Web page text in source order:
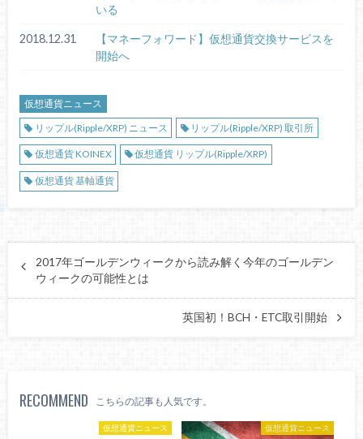
いる
2018.12.31
【マネーフォワード】仮想通貨交換サービスを
開始へ
仮想通貨ニュース
リップル(Ripple/XRP) ニュース
リップル(Ripple/XRP) 取引所
仮想通貨 KOINEX 仮想通貨 リップル(Ripple/XRP)
仮想通貨 基軸通貨
2017年ゴールデンウィークから読み解く今年のゴールデン
ウィークの可能性とは
英国初！BCH・ETC取引開始
RECOMMEND こちらの記事も人気です。
仮想通貨ニュース 仮想通貨ニュース